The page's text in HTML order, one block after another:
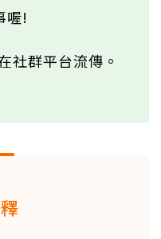
喔!
社群平台流傳。